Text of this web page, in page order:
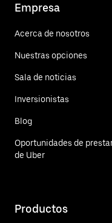
Empresa
Acerca de nosotros
Nuestras opciones
Sala de noticias
Inversionistas
Blog
Oportunidades de
de Uber
Productos